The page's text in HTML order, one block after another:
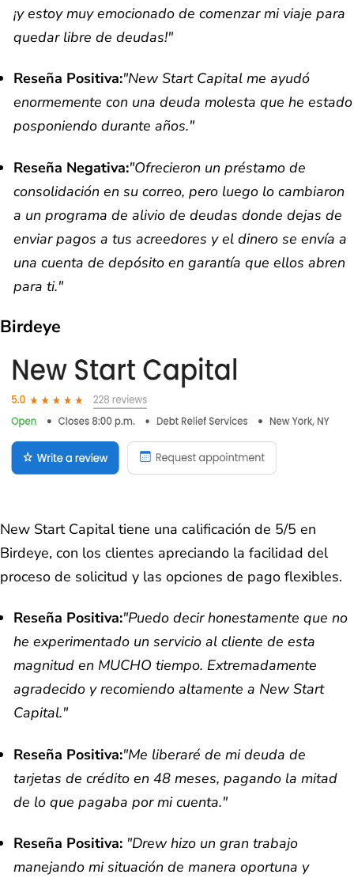
¡y estoy muy emocionado de comenzar mi viaje para
quedar libre de deudas!"
Reseña Positiva:"New Start Capital me ayudó
enormemente con una deuda molesta que he estado
posponiendo durante años."
Reseña Negativa:"Ofrecieron un préstamo de
consolidación en su correo, pero luego lo cambiaron
a un programa de alivio de deudas donde dejas de
enviar pagos a tus acreedores y el dinero se envía a
una cuenta de depósito en garantía que ellos abren
para ti."
Birdeye
New Start Capital tiene una calificación de 5/5 en
Birdeye, con los clientes apreciando la facilidad del
proceso de solicitud y las opciones de pago flexibles.
Reseña Positiva:"Puedo decir honestamente que no
he experimentado un servicio al cliente de esta
magnitud en MUCHO tiempo. Extremadamente
agradecido y recomiendo altamente a New Start
Capital."
Reseña Positiva:"Me liberaré de mi deuda de
tarjetas de crédito en 48 meses, pagando la mitad
de lo que pagaba por mi cuenta."
Reseña Positiva: "Drew hizo un gran trabajo
manejando mi situación de manera oportuna y